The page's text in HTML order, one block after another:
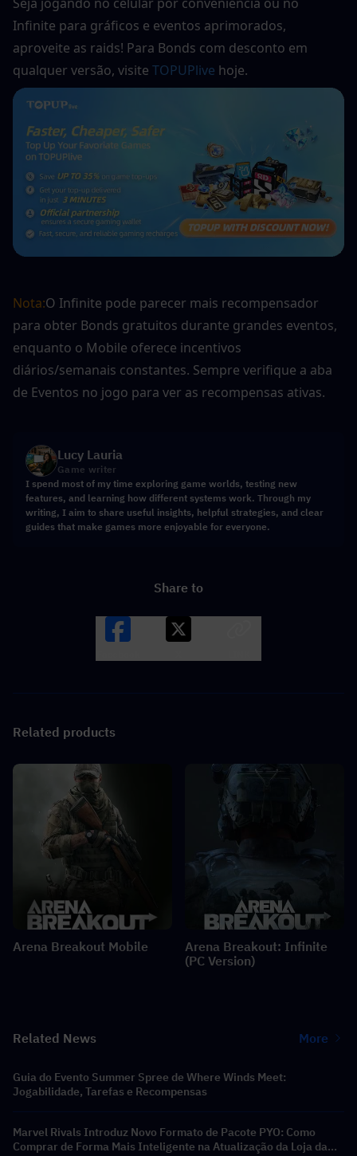
Infinite para gráficos e eventos aprimorados,
aproveite as raids! Para Bonds com desconto em
qualquer versão, visite TOPUPlive hoje.
Nota:O Infinite pode parecer mais recompensador
para obter Bonds gratuitos durante grandes eventos,
enquanto o Mobile oferece incentivos
diários/semanais constantes. Sempre verifique a aba
de Eventos no jogo para ver as recompensas ativas.
Lucy Lauria
Game writer
I spend most of my time exploring game worlds, testing new
features, and learning how different systems work. Through my
writing, I aim to share useful insights, helpful strategies, and clear
guides that make games more enjoyable for everyone.
Share to
Related products
Arena Breakout Mobile
Arena Breakout: Infinite
(PC Version)
Related News More
Guia do Evento Summer Spree de Where Winds Meet:
Jogabilidade, Tarefas e Recompensas
Marvel Rivals Introduz Novo Formato de Pacote PYO: Como
Comprar de Forma Mais Inteligente na Atualização da Loja da